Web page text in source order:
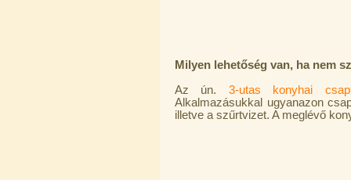
Milyen lehetőség van, ha nem
Az ún. 3-utas konyhai
Alkalmazásukkal ugyanazon
illetve a szűrtvizet. A meglévő